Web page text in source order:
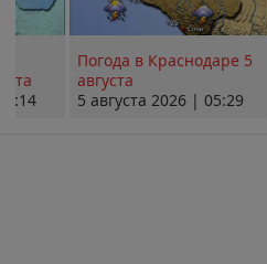
Погода в Краснодаре 5
августа
5 августа 2026 | 05:29